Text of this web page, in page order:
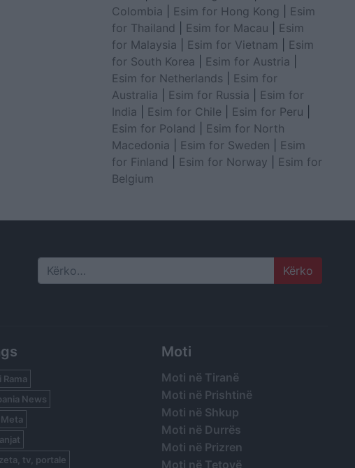
Colombia
Esim for Hong Kong
Esim
for Thailand
Esim for Macau
Esim
for Malaysia
Esim for Vietnam
Esim
for South Korea
Esim for Austria
Esim for Netherlands
Esim for
Australia
Esim for Russia
Esim for
India
Esim for Chile Esim for Peru
Esim for Poland
Esim for North
Macedonia
Esim for Sweden
Esim
for Finland
Esim for Norway
Esim for
Belgium
Search
Rama
News
tv, portale
Moti
Moti në Tiranë
Moti në Prishtinë
Moti në Shkup
Moti në Durrës
Moti në Prizren
Moti në Tetovë